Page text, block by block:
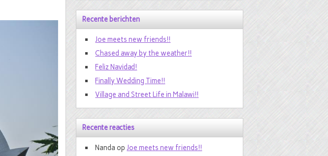
Recente berichten
Joe meets new friends!!
Chased away by the weather!!
Feliz Navidad!
Finally Wedding Time!!
Village and Street Life in Malawi!!
Recente reacties
Nanda opJoe meets new friends!!